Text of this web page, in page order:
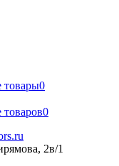
товары0
0
2в/1